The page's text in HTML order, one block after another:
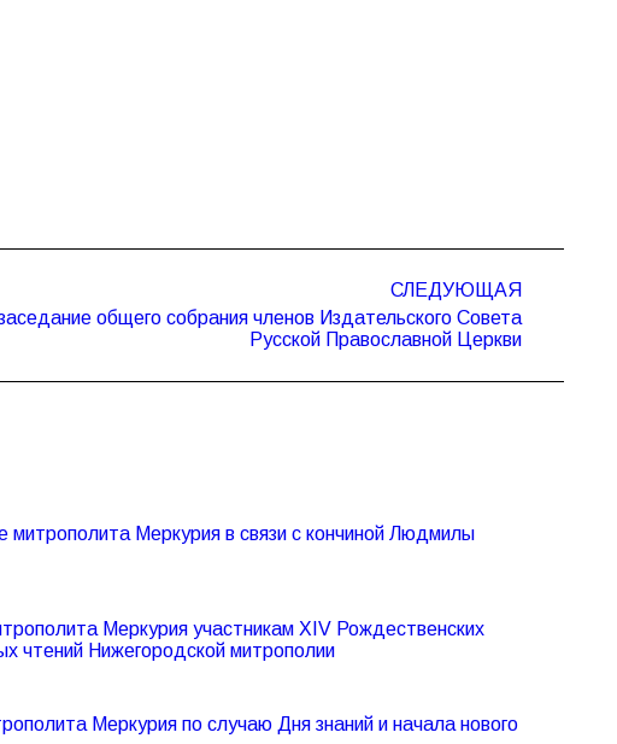
СЛЕДУЮЩАЯ
общего собрания членов Издательского Совета
Русской Православной Церкви
митрополита Меркурия в связи с кончиной Людмилы
Меркурия участникам XIV Рождественских
чтений Нижегородской митрополии
Меркурия по случаю Дня знаний и начала нового